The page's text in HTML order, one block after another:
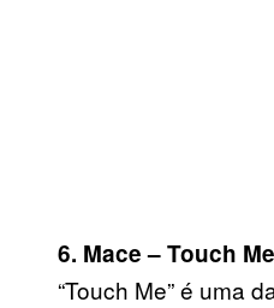
6. Mace – Touch Me
“Touch Me” é uma